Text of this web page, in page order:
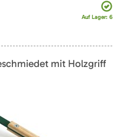
Auf Lager: 6
mit Holzgriff